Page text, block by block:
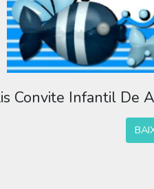
Convite Infantil De